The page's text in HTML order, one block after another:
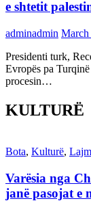
e shtetit
adminadmin March
Presidenti turk,
Evropës pa
procesin…
KULTURË
Bota, Kulturë,
Varësia nga
janë pasojat e